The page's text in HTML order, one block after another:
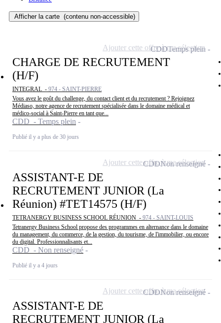
Afficher la carte (contenu non-accessible)
CHARGE DE RECRUTEMENT
(H/F)
INTEGRAL - 974 - SAINT-PIERRE
Vous avez le goût du challenge, du contact client et du recrutement ? Rejoignez
Médiaso, notre agence de recrutement spécialisée dans le domaine médical et
médico-social à Saint-Pierre en tant que...
CDD - Temps plein
Publié il y a plus de 30 jours
CDDTemps plein
Ajouter cette offre à ma sélection
ASSISTANT-E DE
RECRUTEMENT JUNIOR (La
Réunion) #TET14575 (H/F)
TETRANERGY BUSINESS SCHOOL RÉUNION - 974 - SAINT-LOUIS
Tetranergy Business School propose des programmes en alternance dans le domaine
du management, du commerce, de la gestion, du tourisme, de l'immobilier, ou encore
du digital. Professionnalisants et...
CDD - Non renseigné
Publié il y a 4 jours
CDDNon renseigné
Ajouter cette offre à ma sélection
ASSISTANT-E DE
RECRUTEMENT JUNIOR (La
CDDNon renseigné
Ajouter cette offre à ma sélection